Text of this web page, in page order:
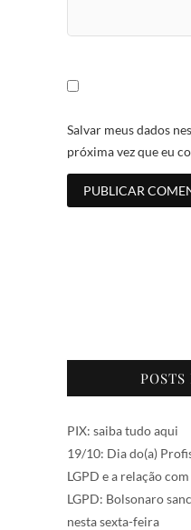
Salvar meus dados
próxima vez que eu
POSTS
PIX: saiba tudo aqui
19/10: Dia do(a)
LGPD e a relação
LGPD: Bolsonaro
nesta sexta-feira